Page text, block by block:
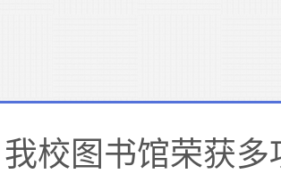
我校图书馆荣获